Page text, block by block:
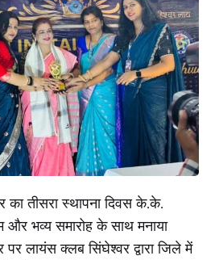
तीसरा स्थापना दिवस के.के.
और भव्य समारोह के साथ मनाया
लायंस क्लब सिंघेश्वर द्वारा जिले में